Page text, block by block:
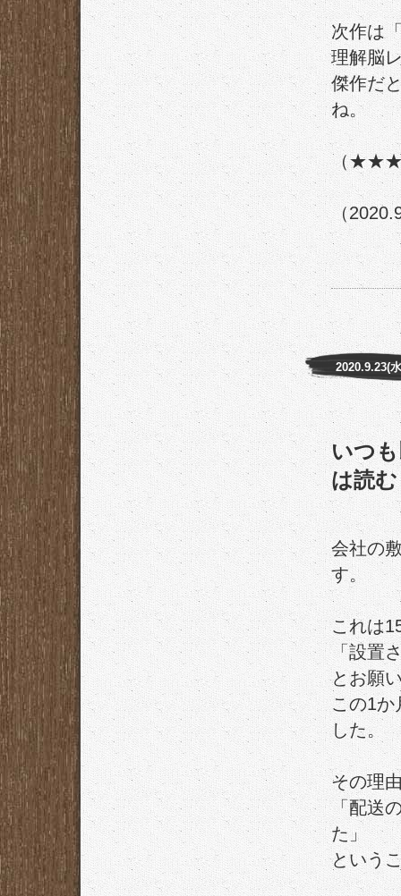
次作は
理解脳
傑作だ
ね。
（
（
2020.9.23(
いつ
は読
会社の
す。
これは
「設置
とお願
この1か
した。
その理
「配送
た」
という